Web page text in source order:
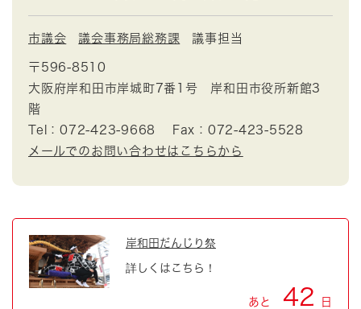
市議会 議会事務局総務課 議事担当
〒596-8510
大阪府岸和田市岸城町7番1号 岸和田市役所新館3
階
Tel：072-423-9668
Fax：072-423-5528
メールでのお問い合わせはこちらから
岸和田だんじり祭
詳しくはこちら！
あと 42 日